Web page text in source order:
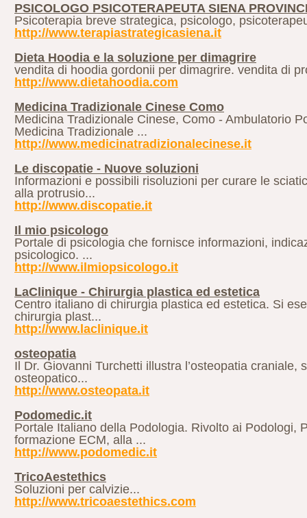
PSICOLOGO PSICOTERAPEUTA SIENA
Psicoterapia breve strategica, psicologo,
http://www.terapiastrategicasiena.it
Dieta Hoodia e la soluzione per dimagrire
vendita di hoodia gordonii per dimagrire. vendita di
http://www.dietahoodia.com
Medicina Tradizionale Cinese Como
Medicina Tradizionale Cinese, Como - Ambulatorio
Medicina Tradizionale ...
http://www.medicinatradizionalecinese.it
Le discopatie - Nuove soluzioni
Informazioni e possibili risoluzioni per curare le
alla protrusio...
http://www.discopatie.it
Il mio psicologo
Portale di psicologia che fornisce informazioni,
psicologico. ...
http://www.ilmiopsicologo.it
LaClinique - Chirurgia plastica ed estetica
Centro italiano di chirurgia plastica ed estetica. Si
chirurgia plast...
http://www.laclinique.it
osteopatia
Il Dr. Giovanni Turchetti illustra l’osteopatia
osteopatico...
http://www.osteopata.it
Podomedic.it
Portale Italiano della Podologia. Rivolto ai Podologi,
formazione ECM, alla ...
http://www.podomedic.it
TricoAestethics
Soluzioni per calvizie...
http://www.tricoaestethics.com